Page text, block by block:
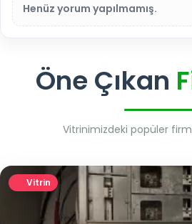
Henüz yorum yapılmamış.
Öne Çıkan
Vitrinimizdeki popüler
Vitrin